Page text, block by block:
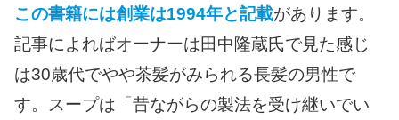
この書籍には創業は1994年と記載があります。
記事によればオーナーは田中隆蔵氏で見た感じ
は30歳代でやや茶髪がみられる長髪の男性で
す。スープは「昔ながらの製法を受け継いでい